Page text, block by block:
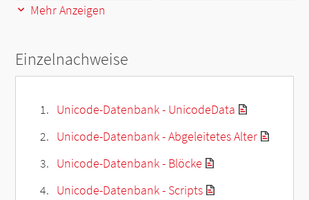
Mehr Anzeigen
Einzelnachweise
Unicode-Datenbank - UnicodeData
Unicode-Datenbank - Abgeleitetes Alter
Unicode-Datenbank - Blöcke
Unicode-Datenbank - Scripts